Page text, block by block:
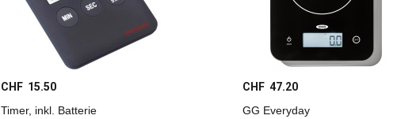
CHF 15.50
Timer, inkl. Batterie
CHF 47.20
GG Everyday